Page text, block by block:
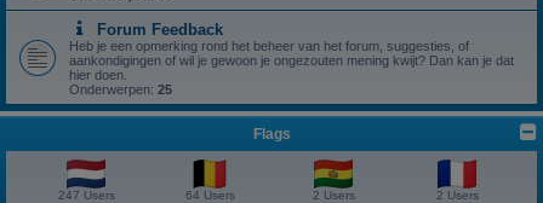
Forum Feedback
Heb je een opmerking rond het beheer van het forum, suggesties, of
aankondigingen of wil je gewoon je ongezouten mening kwijt? Dan kan je dat
hier doen.
Onderwerpen: 25
Flags
247 Users 64 Users 2 Users 2 Users